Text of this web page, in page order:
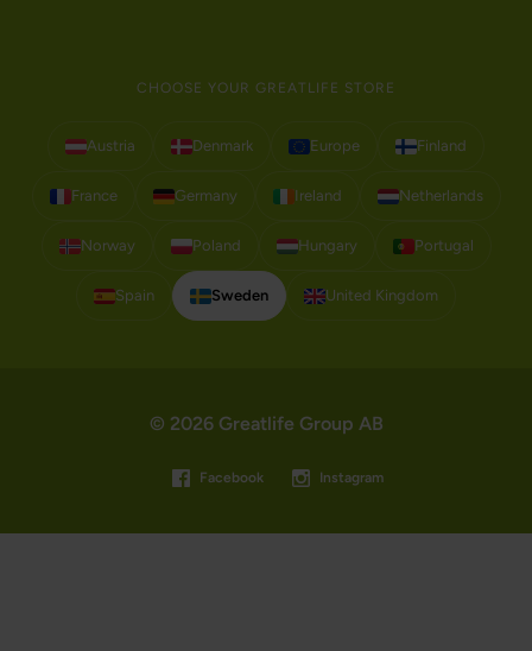
CHOOSE YOUR GREATLIFE STORE
Austria Denmark Europe Finland
France Germany Ireland Netherlands
Norway Poland Hungary Portugal
Spain Sweden United Kingdom
© 2026 Greatlife Group AB
Facebook Instagram